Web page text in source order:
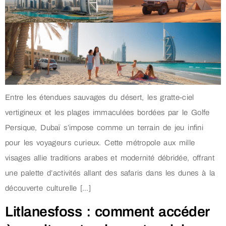
Entre les étendues sauvages du désert, les gratte-ciel
vertigineux et les plages immaculées bordées par le Golfe
Persique, Dubaï s’impose comme un terrain de jeu infini
pour les voyageurs curieux. Cette métropole aux mille
visages allie traditions arabes et modernité débridée, offrant
une palette d’activités allant des safaris dans les dunes à la
découverte culturelle […]
Litlanesfoss : comment accéder